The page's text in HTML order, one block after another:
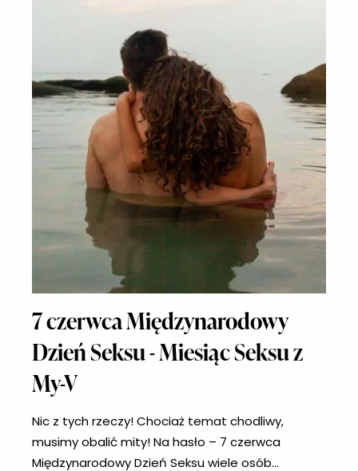
7 czerwca Międzynarodowy
Dzień Seksu - Miesiąc Seksu z
My-V
Nic z tych rzeczy! Chociaż temat chodliwy,
musimy obalić mity! Na hasło – 7 czerwca
Międzynarodowy Dzień Seksu wiele osób